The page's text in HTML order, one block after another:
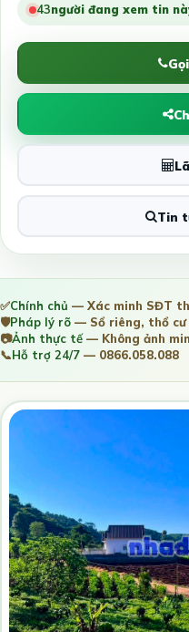
43người đang xem tin
Tin
✅Chính chủ — Xác minh SĐT
🛡️Pháp lý rõ — Sổ riêng, thổ cư
📷Ảnh thực tế— Không ảnh
📞Hỗ trợ 24/7 — 0866.058.088